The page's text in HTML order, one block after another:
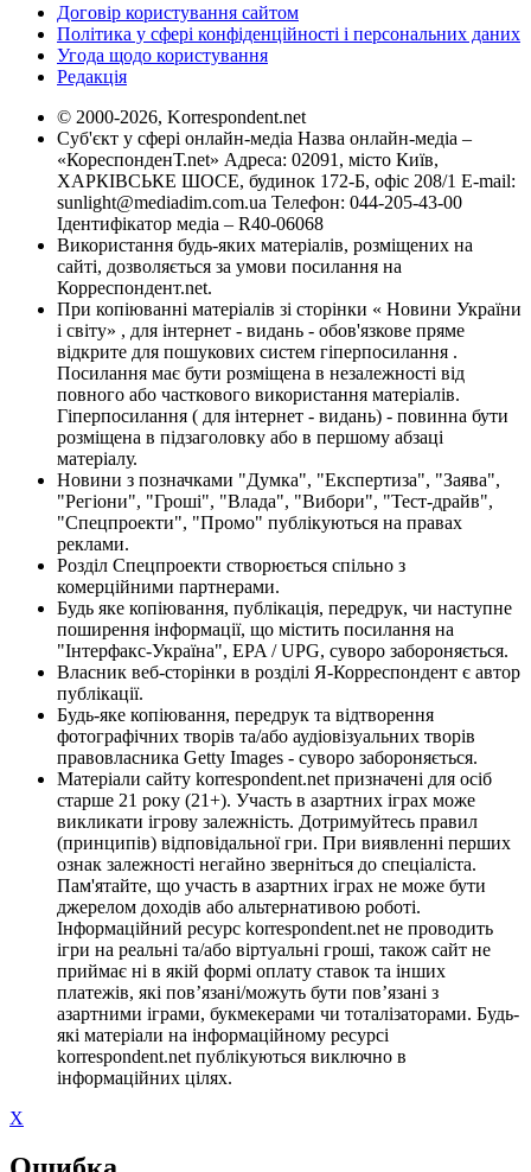
Договір користування сайтом
Політика у сфері конфіденційності і персональних даних
Угода щодо користування
Редакція
© 2000-2026, Korrespondent.net
Суб'єкт у сфері онлайн-медіа Назва онлайн-медіа –
«КореспонденТ.net» Адреса: 02091, місто Київ,
ХАРКІВСЬКЕ ШОСЕ, будинок 172-Б, офіс 208/1 E-mail:
sunlight@mediadim.com.ua Телефон: 044-205-43-00
Ідентифікатор медіа – R40-06068
Використання будь-яких матеріалів, розміщених на
сайті, дозволяється за умови посилання на
Корреспондент.net.
При копіюванні матеріалів зі сторінки « Новини України
і світу» , для інтернет - видань - обов'язкове пряме
відкрите для пошукових систем гіперпосилання .
Посилання має бути розміщена в незалежності від
повного або часткового використання матеріалів.
Гіперпосилання ( для інтернет - видань) - повинна бути
розміщена в підзаголовку або в першому абзаці
матеріалу.
Новини з позначками "Думка", "Експертиза", "Заява",
"Регіони", "Гроші", "Влада", "Вибори", "Тест-драйв",
"Спецпроекти", "Промо" публікуються на правах
реклами.
Розділ Спецпроекти створюється спільно з
комерційними партнерами.
Будь яке копіювання, публікація, передрук, чи наступне
поширення інформації, що містить посилання на
"Інтерфакс-Україна", EPA / UPG, суворо забороняється.
Власник веб-сторінки в розділі Я-Корреспондент є автор
публікації.
Будь-яке копіювання, передрук та відтворення
фотографічних творів та/або аудіовізуальних творів
правовласника Getty Images - суворо забороняється.
Матеріали сайту korrespondent.net призначені для осіб
старше 21 року (21+). Участь в азартних іграх може
викликати ігрову залежність. Дотримуйтесь правил
(принципів) відповідальної гри. При виявленні перших
ознак залежності негайно зверніться до спеціаліста.
Пам'ятайте, що участь в азартних іграх не може бути
джерелом доходів або альтернативою роботі.
Інформаційний ресурс korrespondent.net не проводить
ігри на реальні та/або віртуальні гроші, також сайт не
приймає ні в якій формі оплату ставок та інших
платежів, які пов’язані/можуть бути пов’язані з
азартними іграми, букмекерами чи тоталізаторами. Будь-
які матеріали на інформаційному ресурсі
korrespondent.net публікуються виключно в
інформаційних цілях.
X